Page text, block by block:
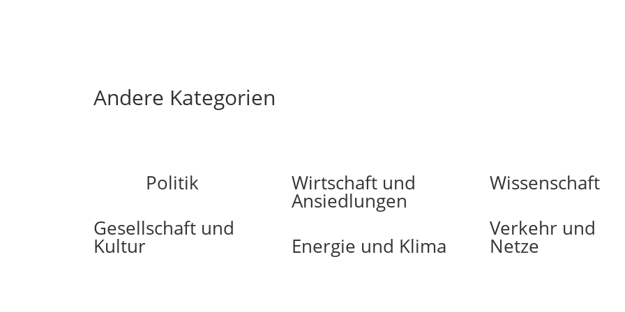
Andere Kategorien
Politik
Gesellschaft und
Kultur
Wirtschaft und
Ansiedlungen
Energie und Klima
Wissenschaft
Verkehr und
Netze